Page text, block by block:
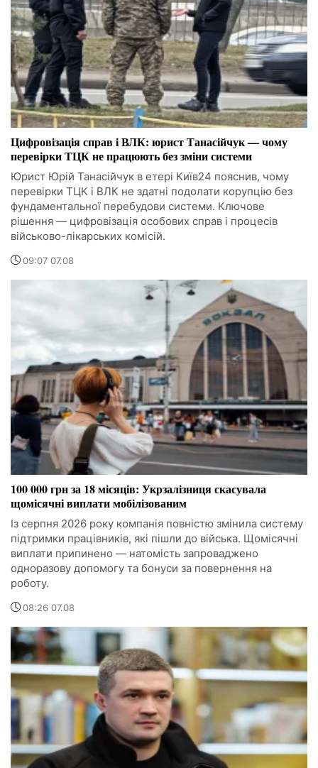
Цифровізація справ і ВЛК: юрист Танасійчук — чому
перевірки ТЦК не працюють без зміни системи
Юрист Юрій Танасійчук в етері Київ24 пояснив, чому
перевірки ТЦК і ВЛК не здатні подолати корупцію без
фундаментальної перебудови системи. Ключове
рішення — цифровізація особових справ і процесів
військово-лікарських комісій.
09:07 07.08
100 000 грн за 18 місяців: Укрзалізниця скасувала
щомісячні виплати мобілізованим
Із серпня 2026 року компанія повністю змінила систему
підтримки працівників, які пішли до війська. Щомісячні
виплати припинено — натомість запроваджено
одноразову допомогу та бонуси за повернення на
роботу.
08:26 07.08